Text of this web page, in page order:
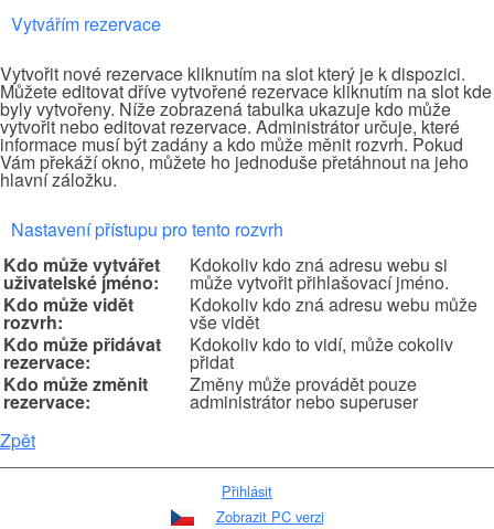
Vytvářím rezervace
Vytvořit nové rezervace kliknutím na slot který je k dispozici.
Můžete editovat dříve vytvořené rezervace kliknutím na slot kde
byly vytvořeny. Níže zobrazená tabulka ukazuje kdo může
vytvořit nebo editovat rezervace. Administrátor určuje, které
informace musí být zadány a kdo může měnit rozvrh. Pokud
Vám překáží okno, můžete ho jednoduše přetáhnout na jeho
hlavní záložku.
Nastavení přístupu pro tento rozvrh
Kdo může vytvářet
uživatelské jméno:
Kdokoliv kdo zná adresu webu si
může vytvořit přihlašovací jméno.
Kdo může vidět
rozvrh:
Kdokoliv kdo zná adresu webu může
vše vidět
Kdo může přidávat
rezervace:
Kdokoliv kdo to vidí, může cokoliv
přidat
Kdo může změnit
rezervace:
Změny může provádět pouze
administrátor nebo superuser
Zpět
Přihlásit
Zobrazit PC verzi